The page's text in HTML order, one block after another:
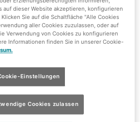
In Point
mit Tagungs Set Up
Flipchart, Moderatorenkoffer,
mit Canapés und Obst
auf dieser Website akzeptieren, konfigurieren
Sie auf die Schaltfläche "Alle Cookies
aller Cookies zuzulassen, oder auf
Verwendung von Cookies zu konfigurieren
Informationen finden Sie in unserer Cookie-
Einstellungen
Cookies zulassen